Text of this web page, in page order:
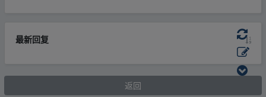
最新回复
返回